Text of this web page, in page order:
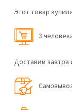
Этот товар
3
Доставим завтра